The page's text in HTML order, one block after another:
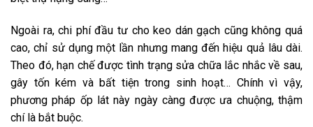
Ngoài ra, chi phí đầu tư cho keo dán gạch cũng không quá
cao, chỉ sử dụng một lần nhưng mang đến hiệu quả lâu dài.
Theo đó, hạn chế được tình trạng sửa chữa lắc nhắc về sau,
gây tốn kém và bất tiện trong sinh hoạt… Chính vì vậy,
phương pháp ốp lát này ngày càng được ưa chuộng, thậm
chí là bắt buộc.